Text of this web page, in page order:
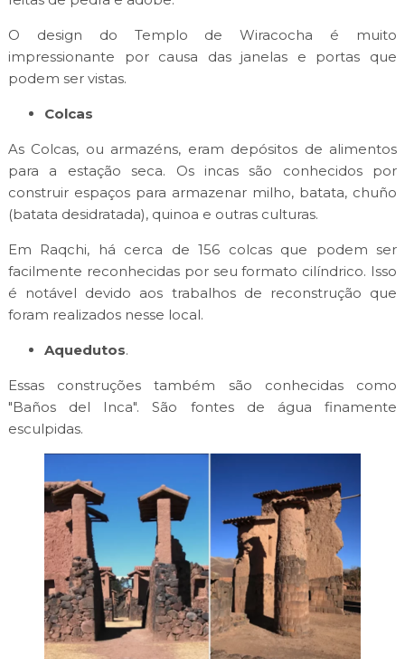
O design do Templo de Wiracocha é muito
impressionante por causa das janelas e portas que
podem ser vistas.
Colcas
As Colcas, ou armazéns, eram depósitos de alimentos
para a estação seca. Os incas são conhecidos por
construir espaços para armazenar milho, batata, chuño
(batata desidratada), quinoa e outras culturas.
Em Raqchi, há cerca de 156 colcas que podem ser
facilmente reconhecidas por seu formato cilíndrico. Isso
é notável devido aos trabalhos de reconstrução que
foram realizados nesse local.
Aquedutos.
Essas construções também são conhecidas como
"Baños del Inca". São fontes de água finamente
esculpidas.